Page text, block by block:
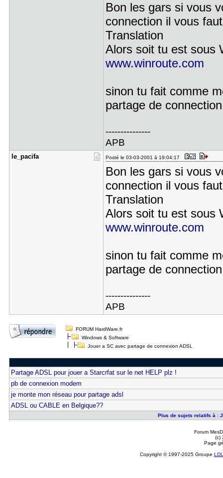
Bon les gars si vous
connection il vous
Translation
Alors soit tu est sous
www.winroute.com
sinon tu fait comme
partage de
---------------
APB
le_pacifa Posté le 03-03-2001 à 19:04:17
Bon les gars si vous
connection il vous
Translation
Alors soit tu est sous
www.winroute.com
sinon tu fait comme
partage de
---------------
APB
FORUM HardWare.fr
Windows & Software
Jouer a SC avec partage de connexion ADSL
Partage ADSL pour jouer a Starcrfat sur le net HELP plz !
pb de connexion modem
je monte mon réseau pour partage adsl
ADSL ou CABLE en Belgique??
Plus de sujets relatifs à :
Forum
(c)
Page
Copyright © 1997-2025 Groupe